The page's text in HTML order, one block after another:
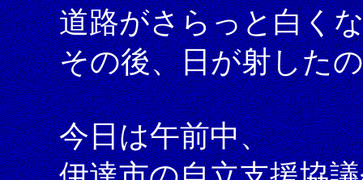
道路がさらっと白く
その後、日が射した
今日は午前中、